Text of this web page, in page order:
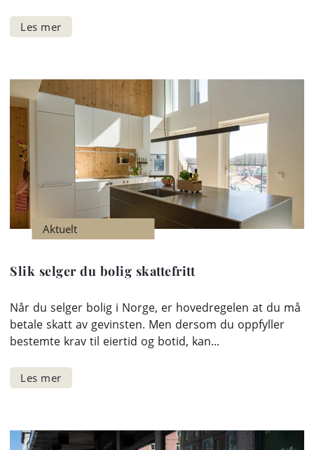
Aktuelt
Slik selger du bolig skattefritt
Når du selger bolig i Norge, er hovedregelen at du må
betale skatt av gevinsten. Men dersom du oppfyller
bestemte krav til eiertid og botid, kan...